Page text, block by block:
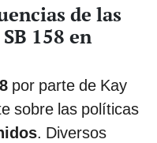
de las
158 en
por parte de Kay
sobre las políticas
. Diversos